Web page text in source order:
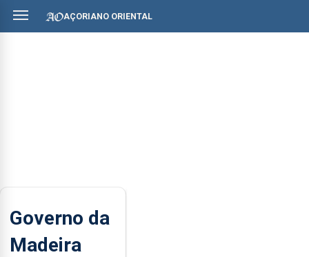
AÇORIANO ORIENTAL
Governo da
Madeira